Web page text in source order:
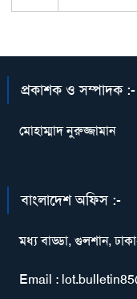
প্রকাশক ও সম্পাদক :-
মোহাম্মাদ নুরুজ্জামান
বাংলাদেশ অফিস :-
মধ্য বাড্ডা, গুলশান,
Email :